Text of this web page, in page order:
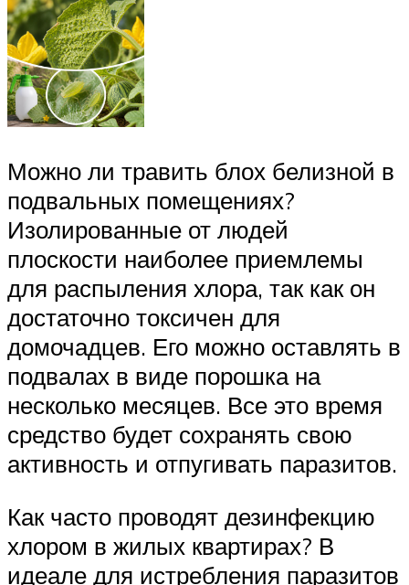
Можно ли травить блох белизной в
подвальных помещениях?
Изолированные от людей
плоскости наиболее приемлемы
для распыления хлора, так как он
достаточно токсичен для
домочадцев. Его можно оставлять в
подвалах в виде порошка на
несколько месяцев. Все это время
средство будет сохранять свою
активность и отпугивать паразитов.
Как часто проводят дезинфекцию
хлором в жилых квартирах? В
идеале для истребления паразитов